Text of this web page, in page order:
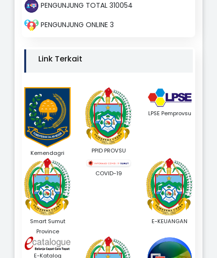
PENGUNJUNG TOTAL 310054
PENGUNJUNG ONLINE 3
Link Terkait
Kemendagri PPID PROVSU
LPSE Pemprovsu
Smart Sumut
Province
COVID-19
E-KEUANGAN
E-Katalog